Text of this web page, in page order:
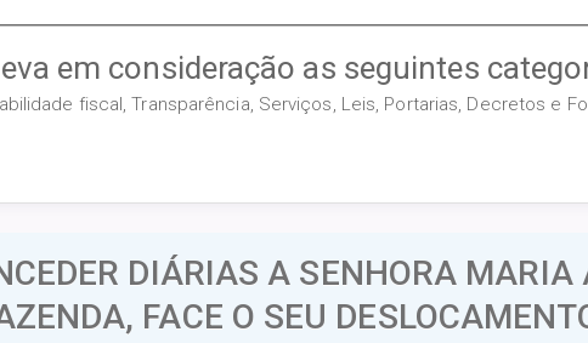
em consideração as seguintes
fiscal, Transparência, Serviços, Leis, Portarias, Decretos e
DIÁRIAS A SENHORA MARIA
FACE O SEU